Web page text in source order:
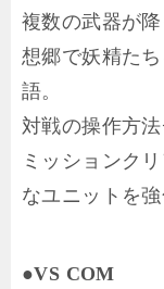
複数の武器が
想郷で妖精た
語。
対戦の操作方
ミッションク
なユニットを
●VS COM